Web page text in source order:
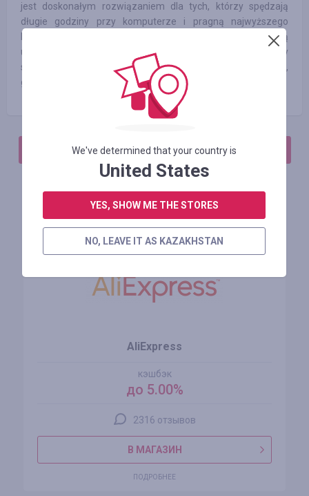
jest doskonałym rozwiązaniem dla tych, którzy spędzają
długie godziny przy komputerze i pragną najwyższego
komfortu. Model Two przemówi do osób, które zwracają
uwagę na detale i doceniają minimalistyczny, nowoczesny
styl, pasujący do każdej przestrzeni – domowego biura,
gamingowego stanowiska czy profesjonalnego gabinetu.
АВТОРИЗИРУЙТЕСЬ, ЧТОБЫ ОСТАВИТЬ ОТЗЫВ
Похожие магазины
AliExpress
кэшбэк
до 5.00%
2316 отзывов
В МАГАЗИН
ПОДРОБНЕЕ
We've determined that your country is
United States
YES, SHOW ME THE STORES
NO, LEAVE IT AS KAZAKHSTAN